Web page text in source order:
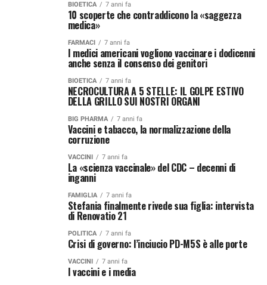
BIOETICA 7 anni fa
10 scoperte che contraddicono la «saggezza
medica»
FARMACI 7 anni fa
I medici americani vogliono vaccinare i dodicenni
anche senza il consenso dei genitori
BIOETICA 7 anni fa
NECROCULTURA A 5 STELLE: IL GOLPE ESTIVO
DELLA GRILLO SUI NOSTRI ORGANI
BIG PHARMA 7 anni fa
Vaccini e tabacco, la normalizzazione della
corruzione
VACCINI 7 anni fa
La «scienza vaccinale» del CDC – decenni di
inganni
FAMIGLIA 7 anni fa
Stefania finalmente rivede sua figlia: intervista
di Renovatio 21
POLITICA 7 anni fa
Crisi di governo: l’inciucio PD-M5S è alle porte
VACCINI 7 anni fa
I vaccini e i media